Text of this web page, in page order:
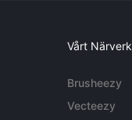
Vårt Närverk
Brusheezy
Vecteezy